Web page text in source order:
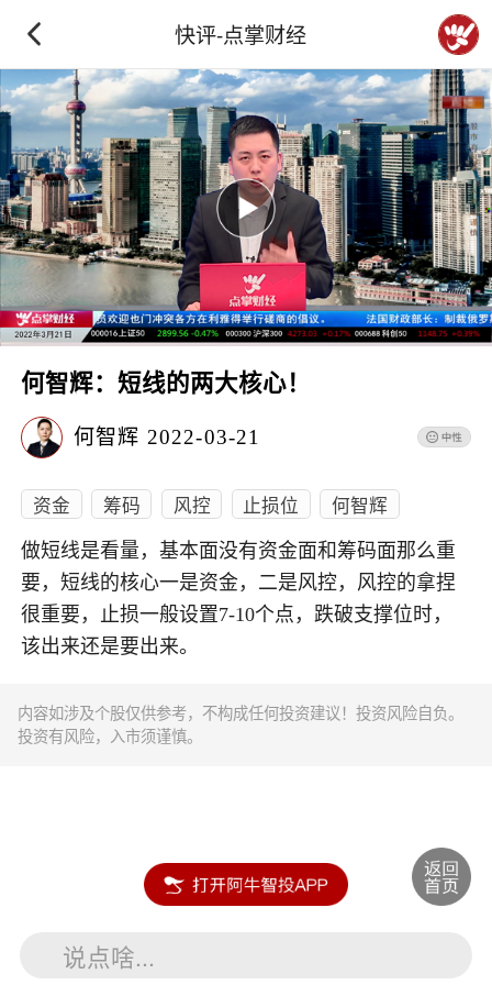
快评-点掌财经
何智辉：短线的两大核心！
何智辉 2022-03-21
资金 筹码 风控 止损位 何智辉
做短线是看量，基本面没有资金面和筹码面那么重
要，短线的核心一是资金，二是风控，风控的拿捏
很重要，止损一般设置7-10个点，跌破支撑位时，
该出来还是要出来。
内容如涉及个股仅供参考，不构成任何投资建议！投资风险自负。
投资有风险，入市须谨慎。
说点啥...